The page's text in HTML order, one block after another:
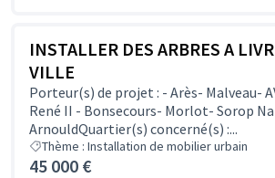
INSTALLER DES ARBRES A
VILLE
Porteur(s) de projet : - Arès- Malveau-
René II - Bonsecours- Morlot- Sorop
ArnouldQuartier(s) concerné(s) :...
Thème : Installation de mobilier urbain
45 000 €